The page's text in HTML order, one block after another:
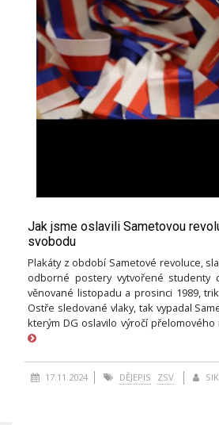
Jak jsme oslavili Sametovou
svobodu
Plakáty z období Sametové revoluce,
odborné postery vytvořené studenty
věnované listopadu a prosinci 1989,
Ostře sledované vlaky, tak vypadal
kterým DG oslavilo výročí přelomového
17.11.2024 DĚJEPIS ZSV